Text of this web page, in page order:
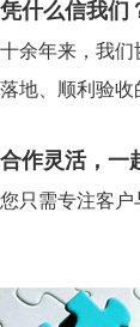
凭什么信我们
十余年来，我们
落地、顺利验收
合作灵活，一
您只需专注客